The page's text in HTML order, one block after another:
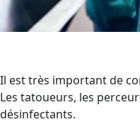
Il est très important de
Les tatoueurs, les
désinfectants.